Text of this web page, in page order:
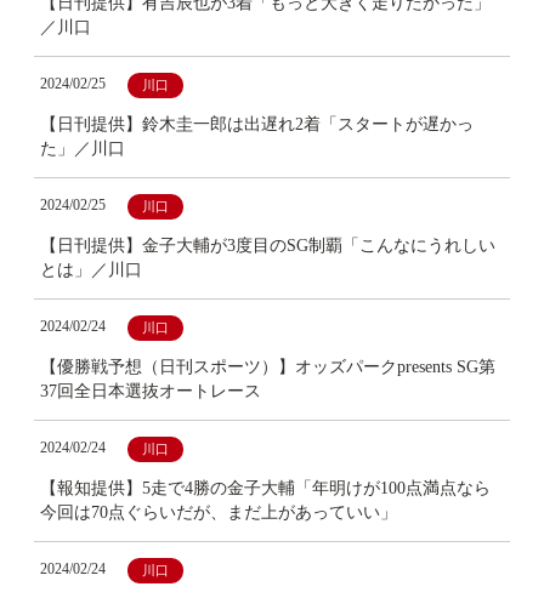
／川口
2024/02/25 川口
【日刊提供】鈴木圭一郎は出遅れ2着「スタートが遅かっ
た」／川口
2024/02/25 川口
【日刊提供】金子大輔が3度目のSG制覇「こんなにうれしい
とは」／川口
2024/02/24 川口
【優勝戦予想（日刊スポーツ）】オッズパークpresents SG第
37回全日本選抜オートレース
2024/02/24 川口
【報知提供】5走で4勝の金子大輔「年明けが100点満点なら
今回は70点ぐらいだが、まだ上があっていい」
2024/02/24 川口